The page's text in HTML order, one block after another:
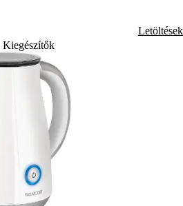
Letöltések
Kiegészítők